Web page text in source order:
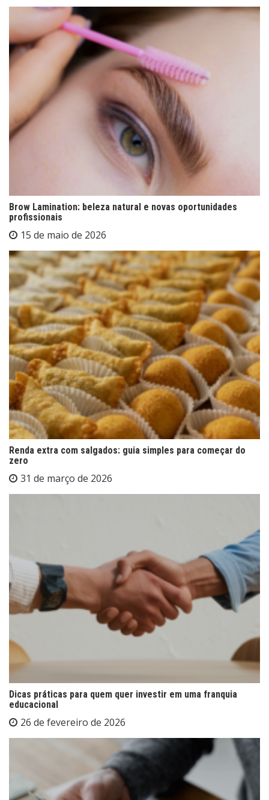
Brow Lamination: beleza natural e novas oportunidades
profissionais
15 de maio de 2026
Renda extra com salgados: guia simples para começar do
zero
31 de março de 2026
Dicas práticas para quem quer investir em uma franquia
educacional
26 de fevereiro de 2026